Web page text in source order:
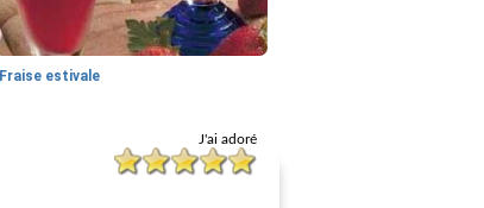
Fraise estivale
J'ai adoré